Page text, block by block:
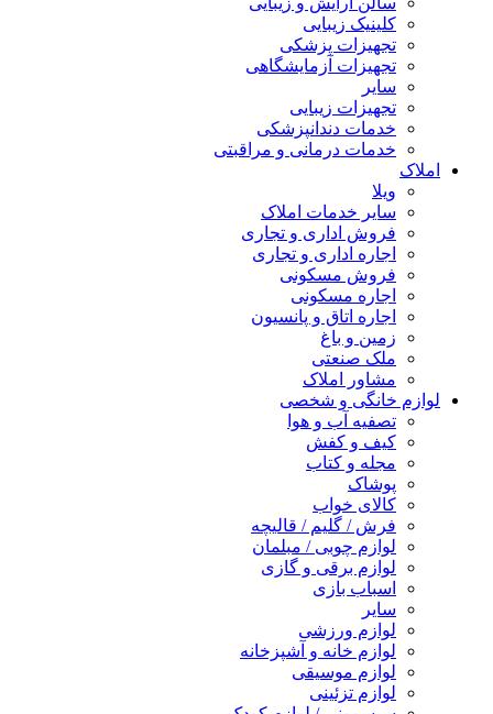
کلینیک زیبایی
تجهیزات پزشکی
تجهیزات آزمایشگاهی
سایر
تجهیزات زیبایی
خدمات دندانپزشکی
خدمات درمانی و مراقبتی
املاک
ویلا
سایر خدمات املاک
فروش اداری و تجاری
اجاره اداری و تجاری
فروش مسکونی
اجاره مسکونی
اجاره اتاق و پانسیون
زمین و باغ
ملک صنعتی
مشاور املاک
لوازم خانگی و شخصی
تصفیه آب و هوا
کیف و کفش
مجله و کتاب
پوشاک
کالای خواب
فرش / گلیم / قالیچه
لوازم چوبی / مبلمان
لوازم برقی و گازی
اسباب بازی
سایر
لوازم ورزشی
لوازم خانه و آشپزخانه
لوازم موسیقی
لوازم تزئینی